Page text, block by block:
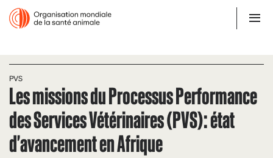
PVS
Les missions du Processus Performance
des Services Vétérinaires (PVS): état
d'avancement en Afrique